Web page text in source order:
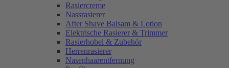
Rasiercreme
Nassrasierer
After Shave Balsam & Lotion
Elektrische Rasierer & Trimmer
Rasierhobel & Zubehör
Herrenrasierer
Nasenhaarentfernung